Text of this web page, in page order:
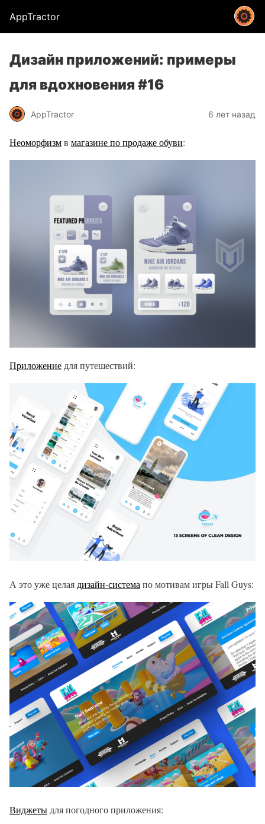
AppTractor
Дизайн приложений: примеры
для вдохновения #16
AppTractor 6 лет назад
Неоморфизмв магазине по продаже обуви:
Приложение для путешествий:
А это уже целая дизайн-система по мотивам игры Fall Guys:
Виджеты для погодного приложения: